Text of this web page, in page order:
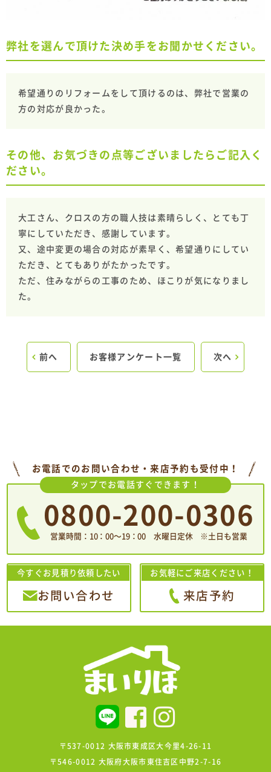
弊社を選んで頂けた決め手をお聞かせください。
希望通りのリフォームをして頂けるのは、弊社で営業の
方の対応が良かった。
その他、お気づきの点等ございましたらご記入く
ださい。
大工さん、クロスの方の職人技は素晴らしく、とても丁
寧にしていただき、感謝しています。
又、途中変更の場合の対応が素早く、希望通りにしてい
ただき、とてもありがたかったです。
ただ、住みながらの工事のため、ほこりが気になりまし
た。
前へ お客様アンケート一覧 次へ
お電話でのお問い合わせ・来店予約も受付中！
タップでお電話すぐできます！
0800-200-0306
営業時間：10：00〜19：00 水曜日定休 ※土日も営業
今すぐお見積り依頼したい
お問い合わせ
お気軽にご来店ください！
来店予約
〒537-0012 大阪市東成区大今里4-26-11
〒546-0012 大阪府大阪市東住吉区中野2-7-16